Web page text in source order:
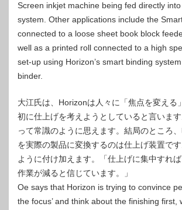
Screen inkjet machine being fed directly
system. Other applications include the
connected to a loose sheet book block
well as a printed roll connected to a high
set-up using Horizon’s smart binding
binder.
大江氏は、Horizo​​nは人々に「焦点を変える
初に仕上げを考えようとしていると言いま
って常識のように思えます。結局のところ
を実際の製品に変換するのは仕上げ装置で
ように付け加えます。「仕上げに集中すれ
作業が減ると信じています。」
Oe says that Horizon is trying to convince
the focus’ and think about the finishing first,